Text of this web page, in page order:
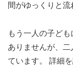
間がゆっくりと流
もう一人の子ど
ありませんが、
ています。 詳細